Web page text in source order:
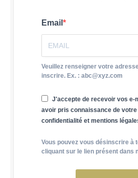
Email
Veuillez renseigner votre
inscrire. Ex. : abc@xyz.com
J'accepte de recevoir vos e-
avoir pris connaissance de votre
confidentialité et mentions
Vous pouvez vous désinscrire à
cliquant sur le lien présent dans